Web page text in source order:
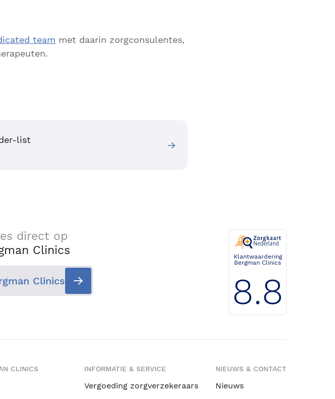
team met daarin zorgconsulentes,
list
direct op
Clinics
Clinics
Klantwaardering
Bergman Clinics
8.8
CLINICS INFORMATIE & SERVICE
Vergoeding zorgverzekeraars
NIEUWS & CONTACT
Nieuws